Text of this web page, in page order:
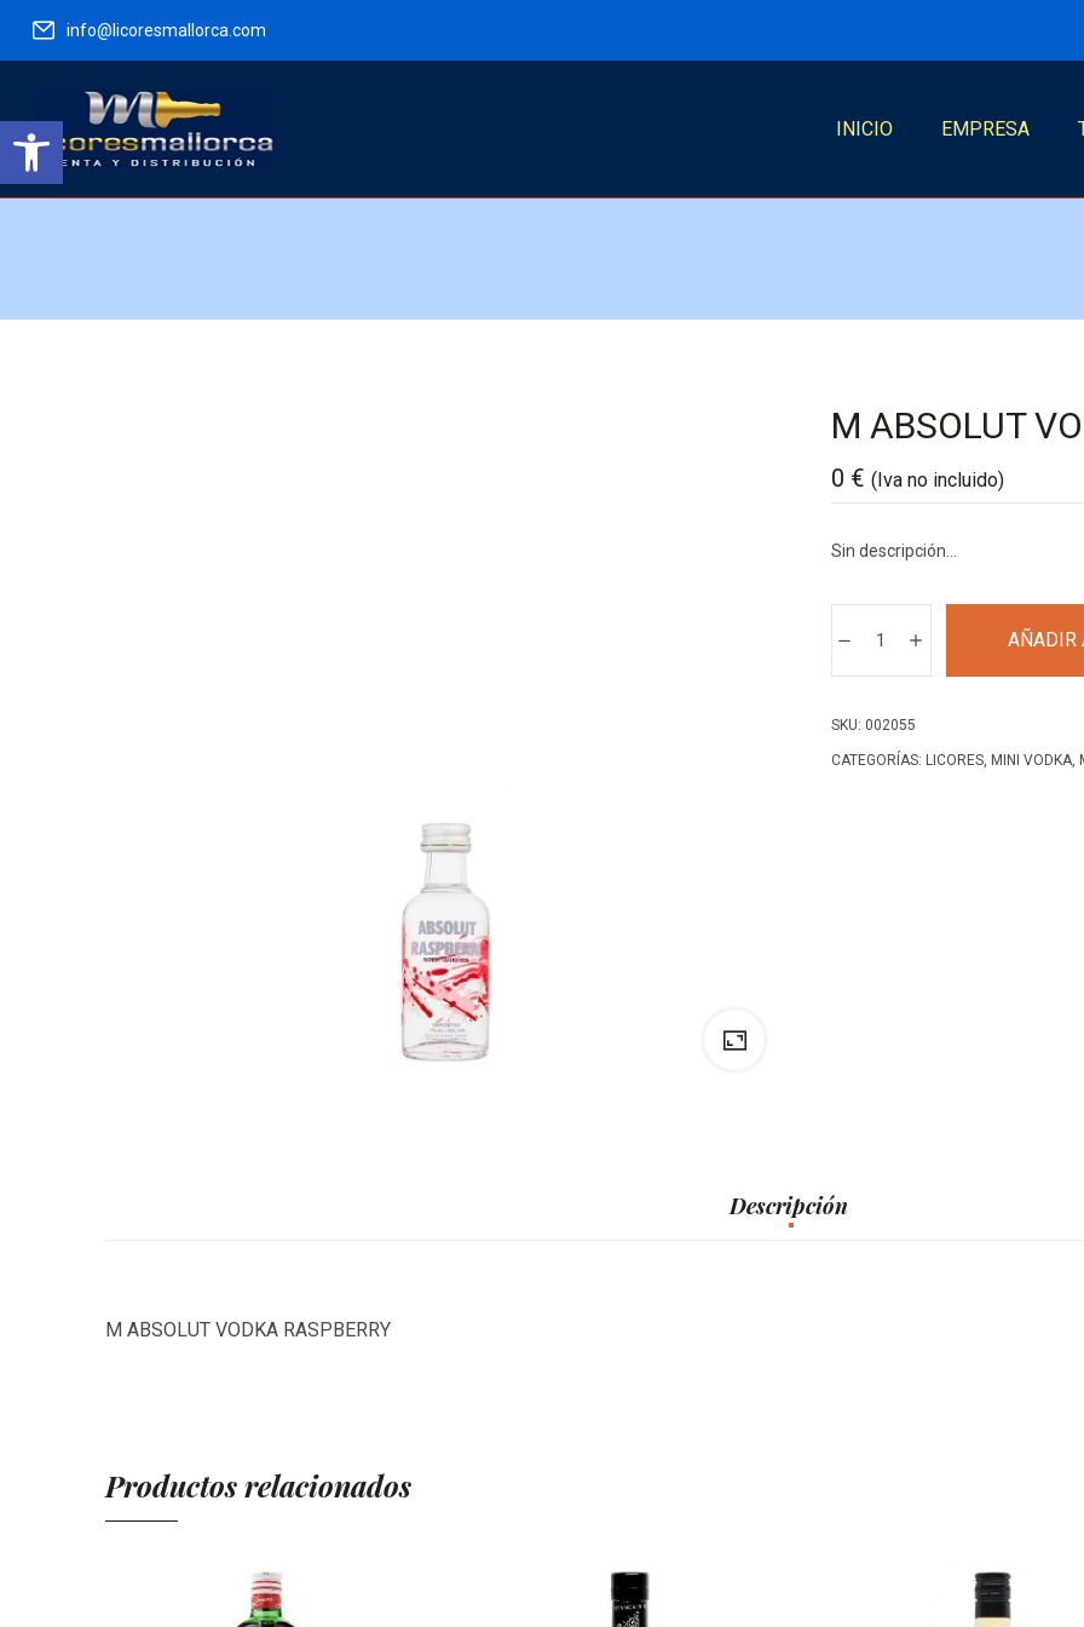
Abrir barra de herramientas
info@licoresmallorca.com
INICIO EMPRESA
M ABSOLUT
0 € (Iva no incluido)
Sin descripción…
ABSOLUT
VODKA
AÑADIR
SKU: 002055
CATEGORÍAS: LICORES, MINI VODKA,
Descripción
M ABSOLUT VODKA RASPBERRY
Productos relacionados